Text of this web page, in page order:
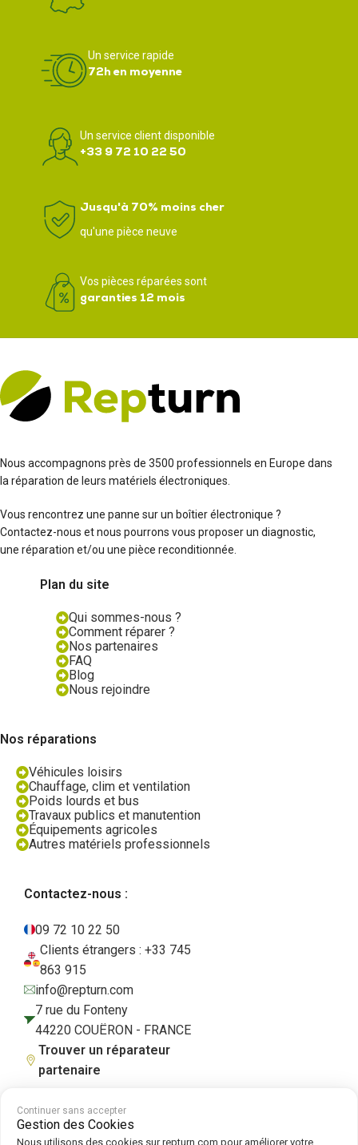
Un service rapide
72h en moyenne
Un service client disponible
+33 9 72 10 22 50
Jusqu'à 70% moins cher
qu'une pièce neuve
Vos pièces réparées sont
garanties 12 mois
Nous accompagnons près de 3500 professionnels en Europe dans
la réparation de leurs matériels électroniques.
Vous rencontrez une panne sur un boîtier électronique ?
Contactez-nous et nous pourrons vous proposer un diagnostic,
une réparation et/ou une pièce reconditionnée.
Plan du site
Qui sommes-nous ?
Comment réparer ?
Nos partenaires
FAQ
Blog
Nous rejoindre
Nos réparations
Véhicules loisirs
Chauffage, clim et ventilation
Poids lourds et bus
Travaux publics et manutention
Équipements agricoles
Autres matériels professionnels
Contactez-nous :
09 72 10 22 50
Clients étrangers : +33 745
863 915
info@repturn.com
7 rue du Fonteny
44220 COUËRON - FRANCE
Trouver un réparateur
partenaire
CGV| Mentions légales Politique de confidentialité |Cookies
Continuer sans accepter
Gestion des Cookies
Nous utilisons des cookies sur repturn.com pour améliorer votre